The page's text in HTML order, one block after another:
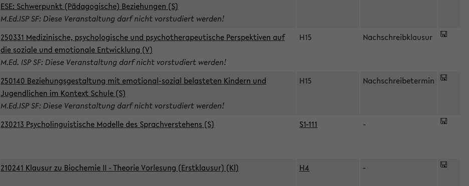
ESE: Schwerpunkt (Pädagogische) Beziehungen (S)
M.Ed.ISP SF: Diese Veranstaltung darf nicht vorstudiert werden!
250331 Medizinische, psychologische und psychotherapeutische Perspektiven auf
die soziale und emotionale Entwicklung (V)
M.Ed. ISP SF: Diese Veranstaltung darf nicht vorstudiert werden!
H15 Nachschreibklausur
250140 Beziehungsgestaltung mit emotional-sozial belasteten Kindern und
Jugendlichen im Kontext Schule (S)
M.Ed.ISP SF: Diese Veranstaltung darf nicht vorstudiert werden!
H15 Nachschreibetermin
230213 Psycholinguistische Modelle des Sprachverstehens (S) S1-111 -
210241 Klausur zu Biochemie II - Theorie Vorlesung (Erstklausur) (Kl) H4 -